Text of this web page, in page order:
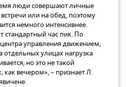
люди совершают личные
или на обед, поэтому
немного интенсивнее.
стандартный час пик. По
управления движением,
улицах нагрузка
но это не такой
как вечером», – признает Л.